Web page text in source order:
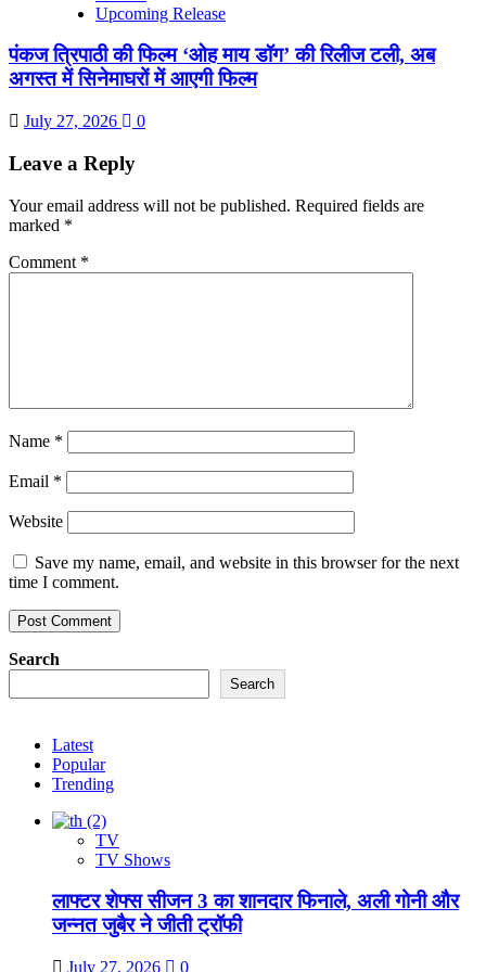
Upcoming Release
पंकज त्रिपाठी की फिल्म ‘ओह माय डॉग’ की रिलीज टली, अब
अगस्त में सिनेमाघरों में आएगी फिल्म
July 27, 2026 0
Leave a Reply
Your email address will not be published. Required fields are
marked *
Comment *
Name *
Email *
Website
Save my name, email, and website in this browser for the next
time I comment.
Search
Search
Latest
Popular
Trending
TV
TV Shows
लाफ्टर शेफ्स सीजन 3 का शानदार फिनाले, अली गोनी और
जन्नत जुबैर ने जीती ट्रॉफी
July 27, 2026 0